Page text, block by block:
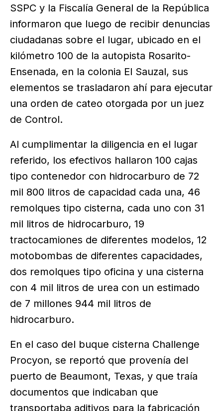
SSPC y la Fiscalía General de la República
informaron que luego de recibir denuncias
ciudadanas sobre el lugar, ubicado en el
kilómetro 100 de la autopista Rosarito-
Ensenada, en la colonia El Sauzal, sus
elementos se trasladaron ahí para ejecutar
una orden de cateo otorgada por un juez
de Control.
Al cumplimentar la diligencia en el lugar
referido, los efectivos hallaron 100 cajas
tipo contenedor con hidrocarburo de 72
mil 800 litros de capacidad cada una, 46
remolques tipo cisterna, cada uno con 31
mil litros de hidrocarburo, 19
tractocamiones de diferentes modelos, 12
motobombas de diferentes capacidades,
dos remolques tipo oficina y una cisterna
con 4 mil litros de urea con un estimado
de 7 millones 944 mil litros de
hidrocarburo.
En el caso del buque cisterna Challenge
Procyon, se reportó que provenía del
puerto de Beaumont, Texas, y que traía
documentos que indicaban que
transportaba aditivos para la fabricación